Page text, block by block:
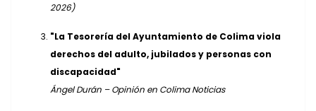
2026)
"La Tesorería del Ayuntamiento de Colima viola
derechos del adulto, jubilados y personas con
discapacidad"
Ángel Durán – Opinión en Colima Noticias